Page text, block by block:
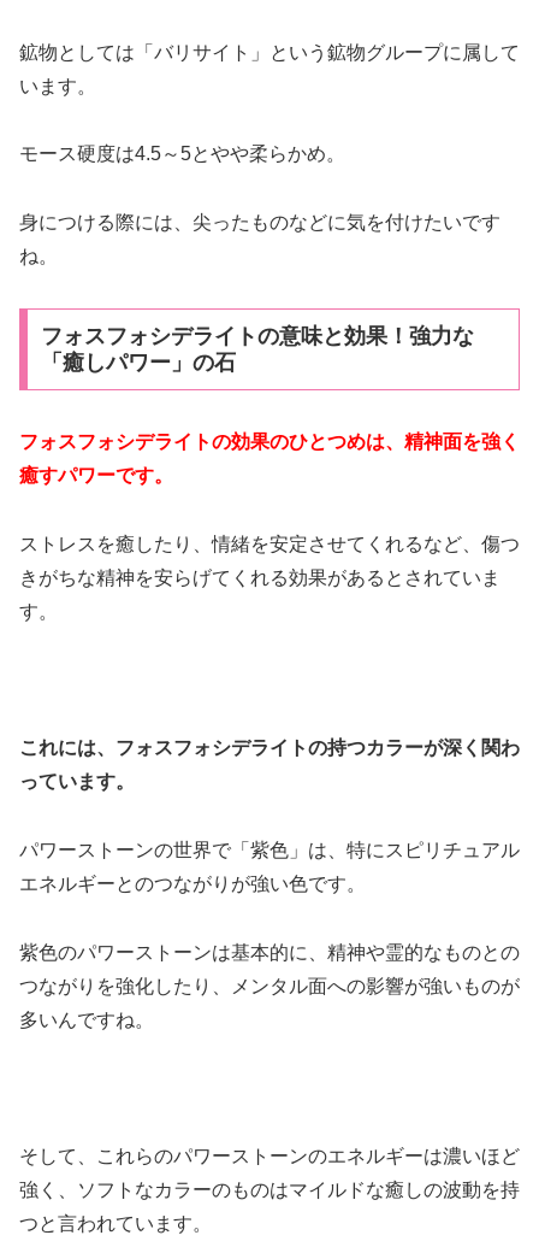
鉱物としては「バリサイト」という鉱物グループに属して
います。
モース硬度は4.5～5とやや柔らかめ。
身につける際には、尖ったものなどに気を付けたいです
ね。
フォスフォシデライトの意味と効果！強力な
「癒しパワー」の石
フォスフォシデライトの効果のひとつめは、精神面を強く
癒すパワーです。
ストレスを癒したり、情緒を安定させてくれるなど、傷つ
きがちな精神を安らげてくれる効果があるとされていま
す。
これには、フォスフォシデライトの持つカラーが深く関わ
っています。
パワーストーンの世界で「紫色」は、特にスピリチュアル
エネルギーとのつながりが強い色です。
紫色のパワーストーンは基本的に、精神や霊的なものとの
つながりを強化したり、メンタル面への影響が強いものが
多いんですね。
そして、これらのパワーストーンのエネルギーは濃いほど
強く、ソフトなカラーのものはマイルドな癒しの波動を持
つと言われています。